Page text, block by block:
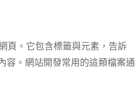
頁。它包含標籤與元素，告訴
容。網站開發常用的這類檔案通